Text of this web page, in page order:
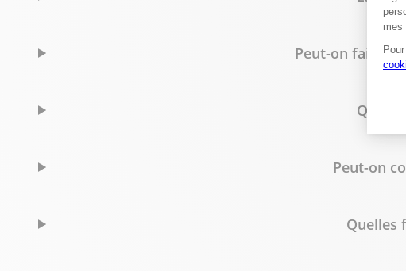
Peut-on faire
Quels
Peut-on
Quelles